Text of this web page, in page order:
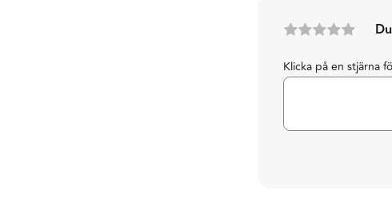
Du
Klicka på en stjärna